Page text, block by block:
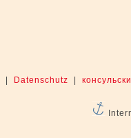
Datenschutz